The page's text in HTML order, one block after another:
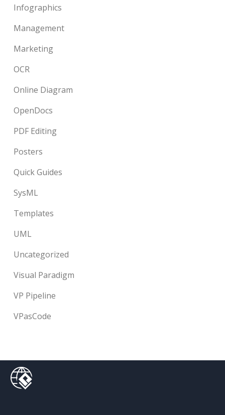
Infographics
Management
Marketing
OCR
Online Diagram
OpenDocs
PDF Editing
Posters
Quick Guides
SysML
Templates
UML
Uncategorized
Visual Paradigm
VP Pipeline
VPasCode